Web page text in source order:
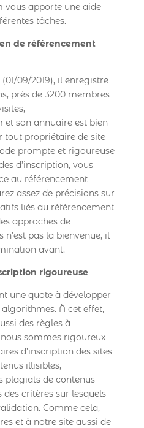
vous apporte une aide
tâches.
de référencement
09/2019), il enregistre
près de 3200 membres
et son annuaire est bien
tout propriétaire de site
prompte et rigoureuse
d’inscription, vous
au référencement
assez de précisions sur
liés au référencement
approches de
pas la bienvenue, il
avant.
rigoureuse
une quote à développer
À cet effet,
des règles à
sommes rigoureux
d’inscription des sites
illisibles,
plagiats de contenus
des critères sur lesquels
Comme cela,
et à notre site aussi de